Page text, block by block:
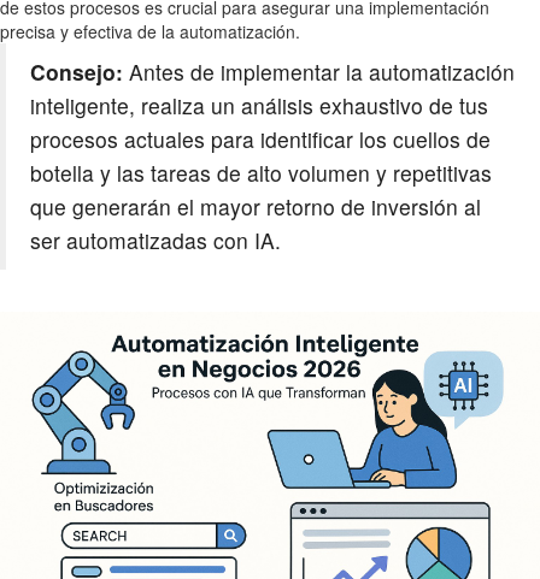
de estos procesos es crucial para asegurar una implementación
precisa y efectiva de la automatización.
Consejo: Antes de implementar la automatización
inteligente, realiza un análisis exhaustivo de tus
procesos actuales para identificar los cuellos de
botella y las tareas de alto volumen y repetitivas
que generarán el mayor retorno de inversión al
ser automatizadas con IA.